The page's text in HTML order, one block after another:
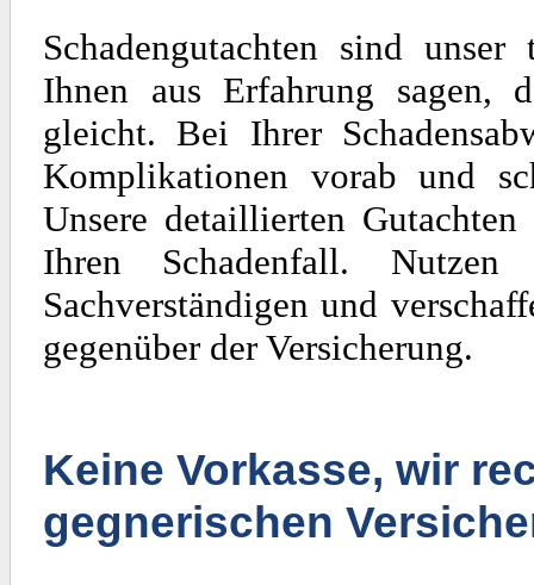
Schadengutachten sind
Ihnen aus Erfahrung sagen,
gleicht. Bei Ihrer
Komplikationen vorab und
Unsere detaillierten
Ihren Schadenfall. Nutzen
Sachverständigen und
gegenüber der Versicherung.
Keine Vorkasse, wir
gegnerischen